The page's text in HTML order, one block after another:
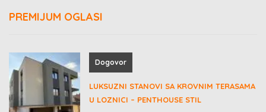
PREMIJUM OGLASI
Dogovor
LUKSUZNI STANOVI SA KROVNIM TERASAMA
U LOZNICI – PENTHOUSE STIL